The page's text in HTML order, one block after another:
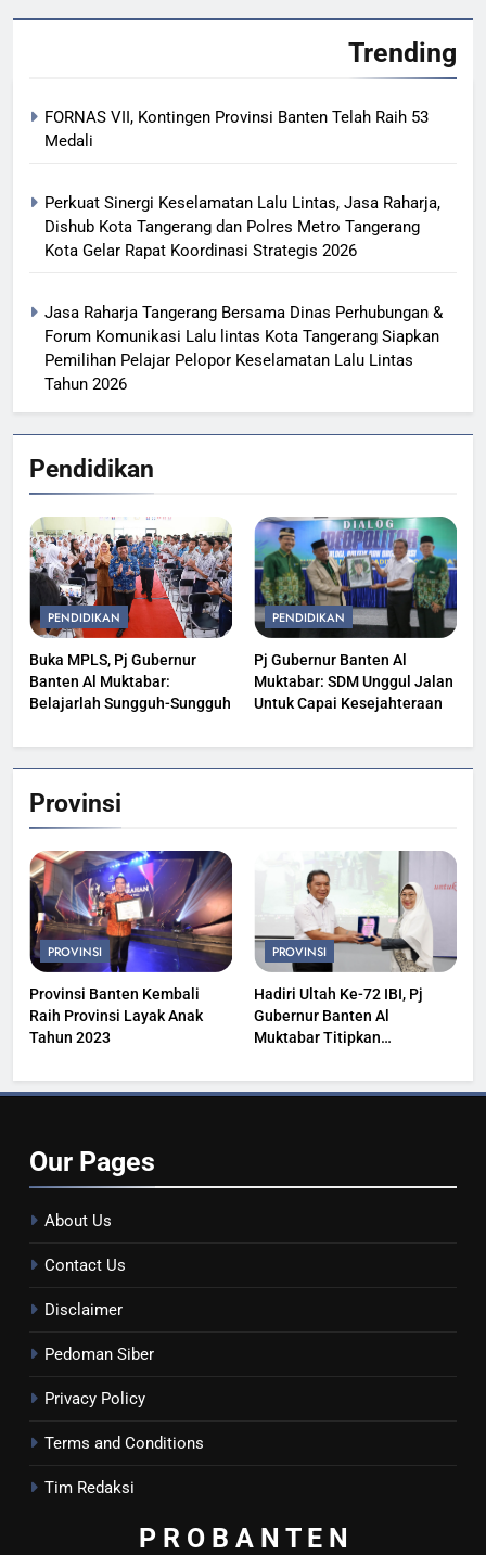
Trending
FORNAS VII, Kontingen Provinsi Banten Telah Raih 53
Medali
Perkuat Sinergi Keselamatan Lalu Lintas, Jasa Raharja,
Dishub Kota Tangerang dan Polres Metro Tangerang
Kota Gelar Rapat Koordinasi Strategis 2026
Jasa Raharja Tangerang Bersama Dinas Perhubungan &
Forum Komunikasi Lalu lintas Kota Tangerang Siapkan
Pemilihan Pelajar Pelopor Keselamatan Lalu Lintas
Tahun 2026
Pendidikan
PENDIDIKAN
Buka MPLS, Pj Gubernur
Banten Al Muktabar:
Belajarlah Sungguh-Sungguh
PENDIDIKAN
Pj Gubernur Banten Al
Muktabar: SDM Unggul Jalan
Untuk Capai Kesejahteraan
Provinsi
PROVINSI
Provinsi Banten Kembali
Raih Provinsi Layak Anak
Tahun 2023
PROVINSI
Hadiri Ultah Ke-72 IBI, Pj
Gubernur Banten Al
Muktabar Titipkan
Our Pages
About Us
Contact Us
Disclaimer
Pedoman Siber
Privacy Policy
Terms and Conditions
Tim Redaksi
P R O B A N T E N